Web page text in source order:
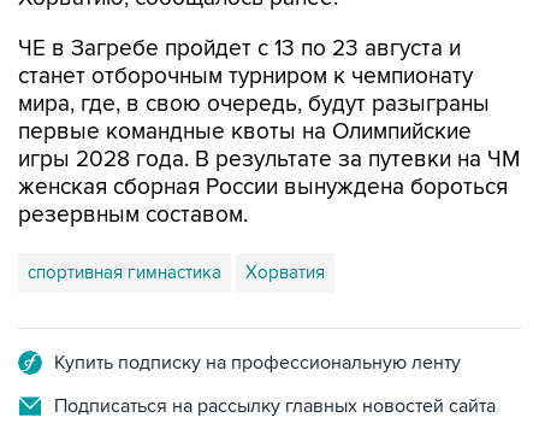
ЧЕ в Загребе пройдет с 13 по 23 августа и
станет отборочным турниром к чемпионату
мира, где, в свою очередь, будут разыграны
первые командные квоты на Олимпийские
игры 2028 года. В результате за путевки на ЧМ
женская сборная России вынуждена бороться
резервным составом.
спортивная гимнастика Хорватия
Купить подписку на профессиональную ленту
Подписаться на рассылку главных новостей сайта